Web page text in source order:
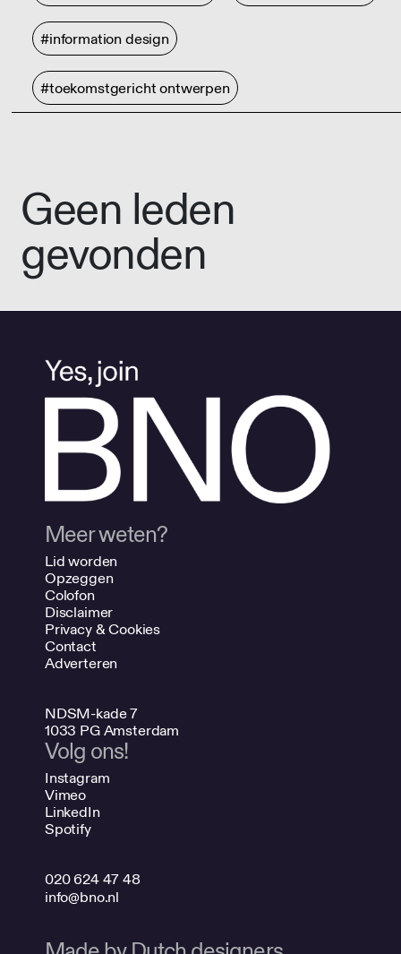
#information design
#toekomstgericht ontwerpen
Geen leden
gevonden
Meer weten?
Lid worden
Opzeggen
Colofon
Disclaimer
Privacy & Cookies
Contact
Adverteren
NDSM-kade 7
1033 PG Amsterdam
Volg ons!
Instagram
Vimeo
LinkedIn
Spotify
020 624 47 48
info@bno.nl